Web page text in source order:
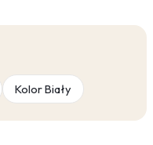
Kolor Biały